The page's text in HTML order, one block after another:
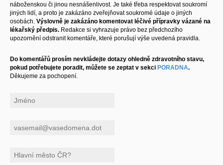
náboženskou či jinou nesnášenlivost. Je také třeba respektovat soukromí
jiných lidí, a proto je zakázáno zveřejňovat soukromé údaje o jiných
osobách. Výslovně je zakázáno komentovat léčivé přípravky vázané na
lékařský předpis. Redakce si vyhrazuje právo bez předchozího
upozornění odstranit komentáře, které porušují výše uvedená pravidla.
Do komentářů prosím nevkládejte dotazy ohledně zdravotního stavu,
pokud potřebujete poradit, můžete se zeptat v sekci PORADNA.
Děkujeme za pochopení.